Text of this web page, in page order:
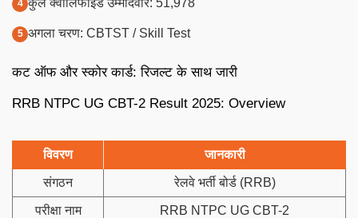
अगला चरण: CBTST / Skill Test
कट ऑफ और स्कोर कार्ड: रिजल्ट के साथ जारी
RRB NTPC UG CBT-2 Result 2025: Overview
विवरण जानकारी
संगठन रेलवे भर्ती बोर्ड (RRB)
परीक्षा नाम RRB NTPC UG CBT-2